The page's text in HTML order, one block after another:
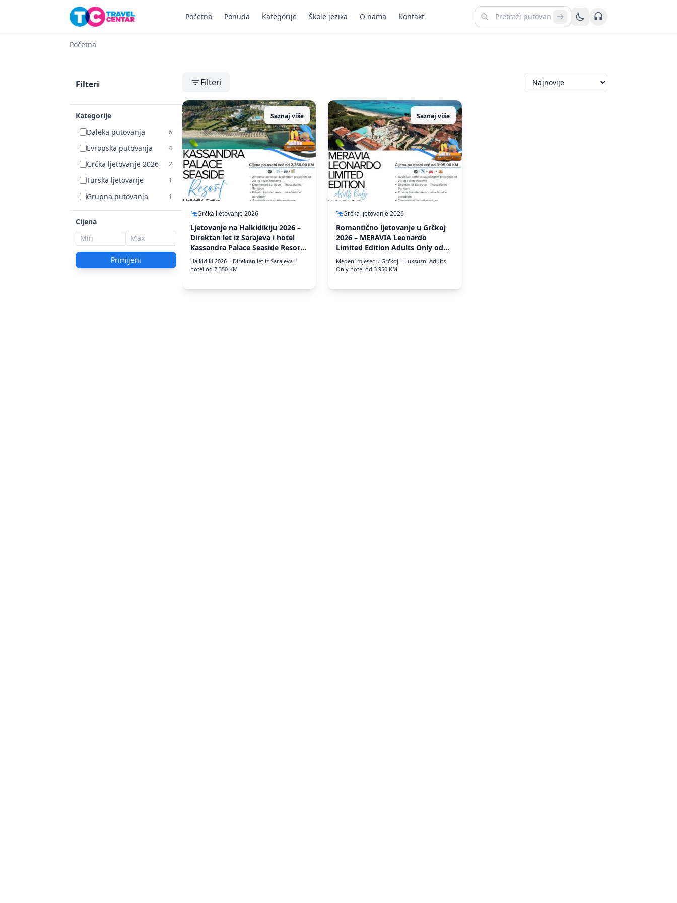
Početna Ponuda Kategorije Škole jezika O nama Kontakt
Početna
Filteri
Kategorije
Daleka putovanja
6
Evropska putovanja 4
Grčka ljetovanje 2026 2
Turska ljetovanje 1
Grupna putovanja 1
Cijena
Primijeni
Filteri
Saznaj više
Grčka ljetovanje 2026
Ljetovanje na Halkidikiju 2026 –
Direktan let iz Sarajeva i hotel
Kassandra Palace Seaside Resort
već od 2.350 KM
Halkidiki 2026 – Direktan let iz Sarajeva i
hotel od 2.350 KM
Saznaj više
Grčka ljetovanje 2026
Romantično ljetovanje u Grčkoj
2026 – MERAVIA Leonardo
Limited Edition Adults Only od
3.950 KM
Medeni mjesec u Grčkoj – Luksuzni Adults
Only hotel od 3.950 KM